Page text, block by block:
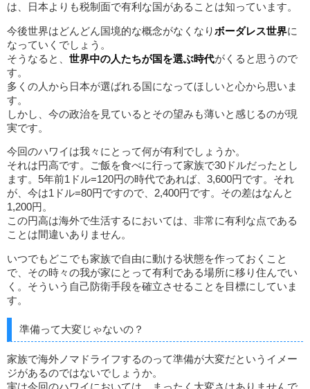
は、日本よりも税制面で有利な国があることは知っています。
今後世界はどんどん国境的な概念がなくなり ボーダレス世界に
なっていくでしょう。
そうなると、 世界中の人たちが国を選ぶ時代がくると思うので
す。
多くの人から日本が選ばれる国になってほしいと心から思いま
す。
しかし、今の政治を見ているとその望みも薄いと感じるのが現
実です。
今回のハワイは我々にとって何が有利でしょうか。
それは円高です。ご飯を食べに行って家族で30ドルだったとし
ます。5年前1ドル=120円の時代であれば、3,600円です。それ
が、今は1ドル=80円ですので、2,400円です。その差はなんと
1,200円。
この円高は海外で生活するにおいては、非常に有利な点である
ことは間違いありません。
いつでもどこでも家族で自由に動ける状態を作っておくこと
で、その時々の我が家にとって有利である場所に移り住んでい
く。そういう自己防衛手段を確立させることを目標にしていま
す。
準備って大変じゃないの？
家族で海外ノマドライフするのって準備が大変だというイメー
ジがあるのではないでしょうか。